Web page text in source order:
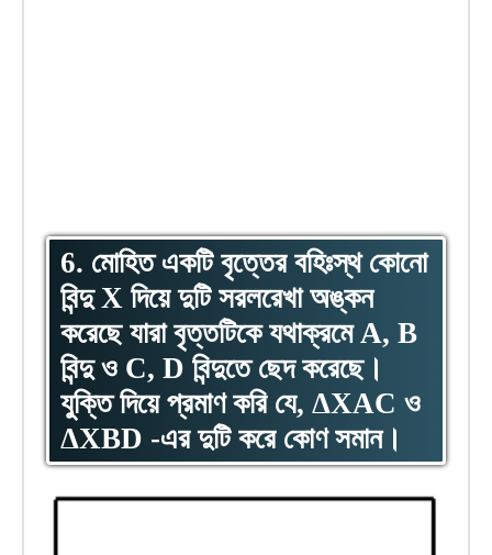
6. মোহিত একটি বৃত্তের বহিঃস্থ কোনো
বিন্দু X দিয়ে দুটি সরলরেখা অঙ্কন
করেছে যারা বৃত্তটিকে যথাক্রমে A, B
বিন্দু ও C, D বিন্দুতে ছেদ করেছে।
যুক্তি দিয়ে প্রমাণ করি যে, ΔXAC ও
ΔXBD -এর দুটি করে কোণ সমান।